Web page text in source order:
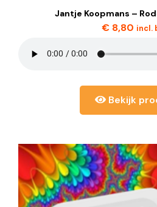
Jantje Koopmans –
€ 8,80 incl.
Bekijk